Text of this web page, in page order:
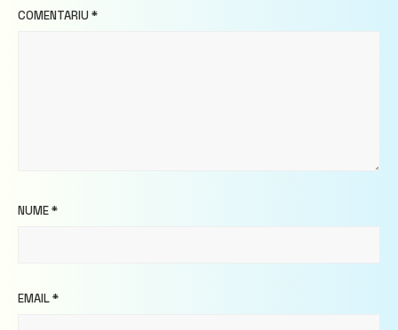
COMENTARIU *
NUME*
EMAIL*